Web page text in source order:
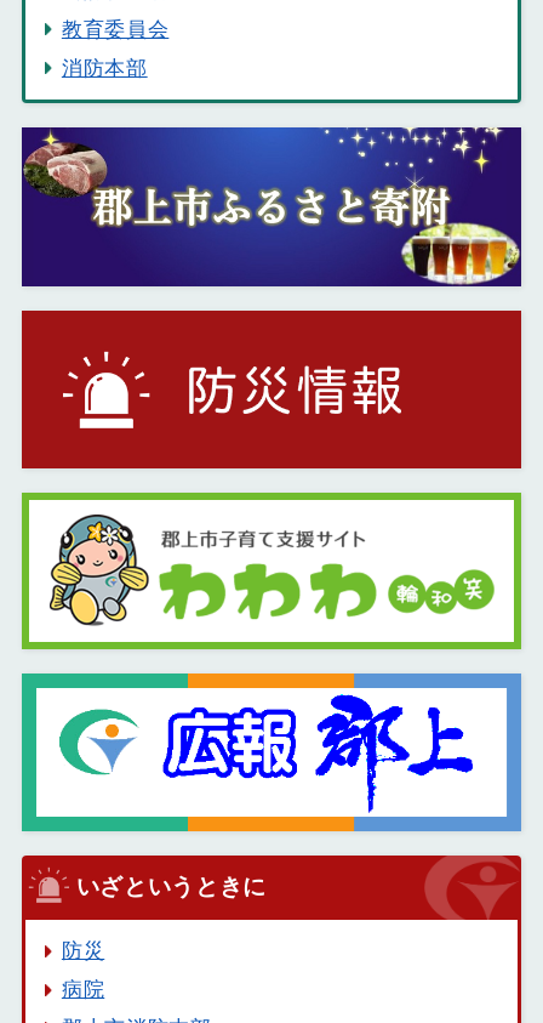
教育委員会
消防本部
いざというときに
防災
病院